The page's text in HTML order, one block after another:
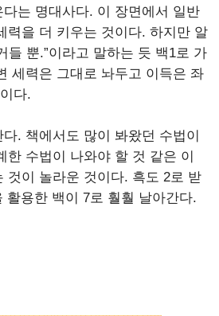
는 명대사다. 이 장면에서 일반
력을 더 키우는 것이다. 하지만 알
들 뿐.”이라고 말하는 듯 백1로 가
세력은 그대로 놔두고 이득은 좌
다.
. 책에서도 많이 봐왔던 수법이
한 수법이 나와야 할 것 같은 이
것이 놀라운 것이다. 흑도 2로 받
활용한 백이 7로 훨훨 날아간다.